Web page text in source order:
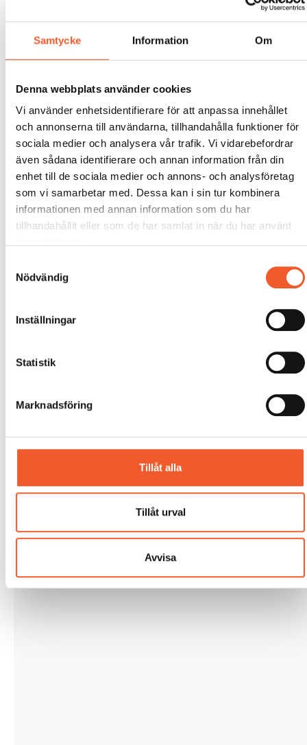
Samtycke Information Om
Denna webbplats använder cookies
Vi använder enhetsidentifierare för att anpassa innehållet
och annonserna till användarna, tillhandahålla funktioner för
sociala medier och analysera vår trafik. Vi vidarebefordrar
även sådana identifierare och annan information från din
enhet till de sociala medier och annons- och analysföretag
som vi samarbetar med. Dessa kan i sin tur kombinera
informationen med annan information som du har
tillhandahållit eller som de har samlat in när du har använt
Nödvändig
Inställningar
Statistik
Marknadsföring
Tillåt alla
Tillåt urval
Avvisa